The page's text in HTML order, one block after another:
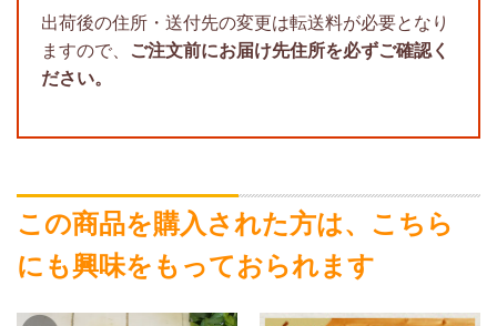
出荷後の住所・送付先の変更は転送料が必要となり
ますので、
ご注文前にお届け先住所を必ずご確認く
ださい。
この商品を購入された方は、こちら
にも興味をもっておられます